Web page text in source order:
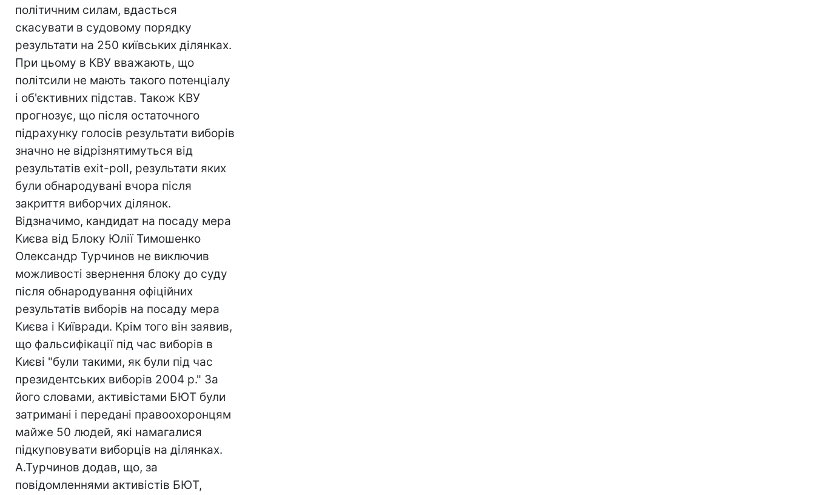
політичним силам, вдасться
скасувати в судовому порядку
результати на 250 київських ділянках.
При цьому в КВУ вважають, що
політсили не мають такого потенціалу
і об'єктивних підстав. Також КВУ
прогнозує, що після остаточного
підрахунку голосів результати виборів
значно не відрізнятимуться від
результатів exit-poll, результати яких
були обнародувані вчора після
закриття виборчих ділянок.
Відзначимо, кандидат на посаду мера
Києва від Блоку Юлії Тимошенко
Олександр Турчинов не виключив
можливості звернення блоку до суду
після обнародування офіційних
результатів виборів на посаду мера
Києва і Київради. Крім того він заявив,
що фальсифікації під час виборів в
Києві "були такими, як були під час
президентських виборів 2004 р." За
його словами, активістами БЮТ були
затримані і передані правоохоронцям
майже 50 людей, які намагалися
підкуповувати виборців на ділянках.
А.Турчинов додав, що, за
повідомленнями активістів БЮТ,